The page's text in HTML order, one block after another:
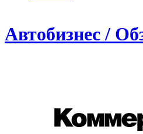
Автобизнес /